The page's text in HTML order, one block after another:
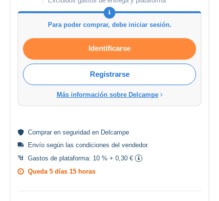
Para poder comprar, debe iniciar sesión.
Identificarse
Registrarse
Más información sobre Delcampe
Comprar en seguridad en Delcampe
Envío según las condiciones del vendedor.
Gastos de plataforma: 10 % + 0,30 €
Queda 5 días 15 horas